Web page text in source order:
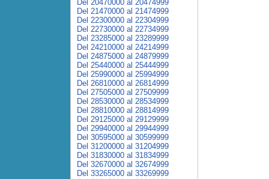
Del 20470000 al 20474999
Del 21470000 al 21474999
Del 22300000 al 22304999
Del 22730000 al 22734999
Del 23285000 al 23289999
Del 24210000 al 24214999
Del 24875000 al 24879999
Del 25440000 al 25444999
Del 25990000 al 25994999
Del 26810000 al 26814999
Del 27505000 al 27509999
Del 28530000 al 28534999
Del 28810000 al 28814999
Del 29125000 al 29129999
Del 29940000 al 29944999
Del 30595000 al 30599999
Del 31200000 al 31204999
Del 31830000 al 31834999
Del 32670000 al 32674999
Del 33265000 al 33269999